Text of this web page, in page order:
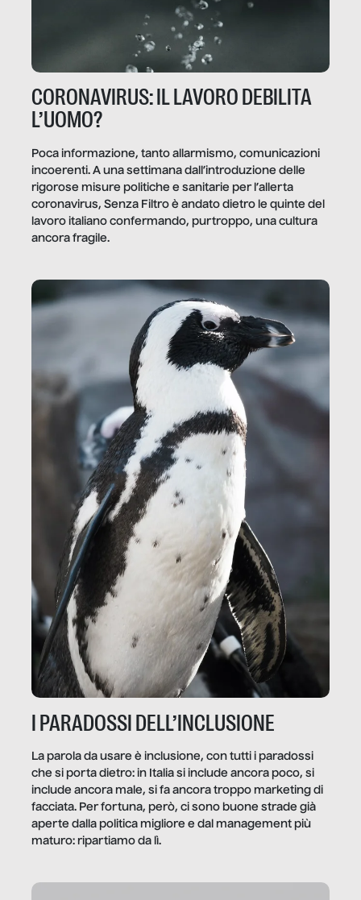
CORONAVIRUS: IL LAVORO DEBILITA
L’UOMO?
Poca informazione, tanto allarmismo, comunicazioni
incoerenti. A una settimana dall’introduzione delle
rigorose misure politiche e sanitarie per l’allerta
coronavirus, Senza Filtro è andato dietro le quinte del
lavoro italiano confermando, purtroppo, una cultura
ancora fragile.
I PARADOSSI DELL’INCLUSIONE
La parola da usare è inclusione, con tutti i paradossi
che si porta dietro: in Italia si include ancora poco, si
include ancora male, si fa ancora troppo marketing di
facciata. Per fortuna, però, ci sono buone strade già
aperte dalla politica migliore e dal management più
maturo: ripartiamo da lì.